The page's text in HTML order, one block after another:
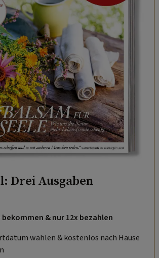
Drei Ausgaben
bekommen & nur 12x bezahlen
wählen & kostenlos nach Hause